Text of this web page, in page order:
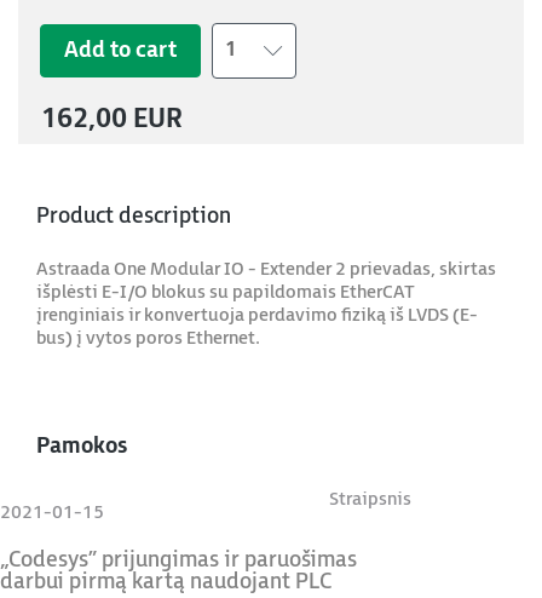
Add to cart 1
162,00 EUR
Product description
Astraada One Modular IO - Extender 2 prievadas, skirtas
išplėsti E-I/O blokus su papildomais EtherCAT
įrenginiais ir konvertuoja perdavimo fiziką iš LVDS (E-
bus) į vytos poros Ethernet.
Pamokos
Straipsnis
2021-01-15
„Codesys” prijungimas ir paruošimas
darbui pirmą kartą naudojant PLC